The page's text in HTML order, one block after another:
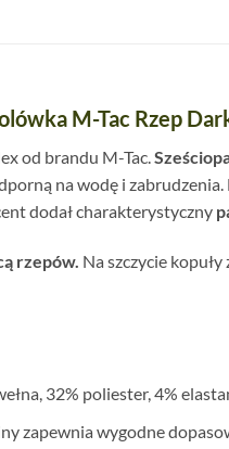
M-Tac Rzep
od brandu M-Tac.
na wodę i
dodał charakterystyczny
rzepów. Na szczycie
32% poliester, 4%
zapewnia wygodne